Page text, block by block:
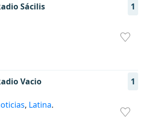
Sácilis 1
Vacio 1
, Latina.